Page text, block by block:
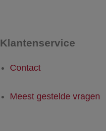
Klantenservice
Contact
Meest gestelde vragen